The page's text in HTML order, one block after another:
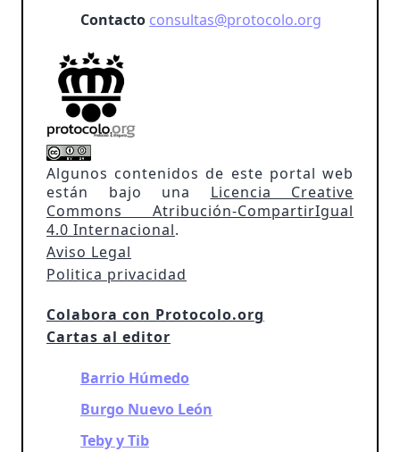
Contacto consultas@protocolo.org
Algunos contenidos de este portal web
están bajo una Licencia Creative
Commons Atribución-CompartirIgual
4.0 Internacional.
Aviso Legal
Politica privacidad
Colabora con Protocolo.org
Cartas al editor
Barrio Húmedo
Burgo Nuevo León
Teby y Tib